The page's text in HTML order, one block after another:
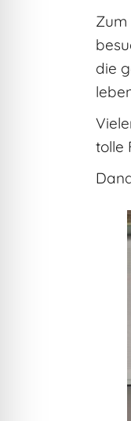
Zum
die
tolle